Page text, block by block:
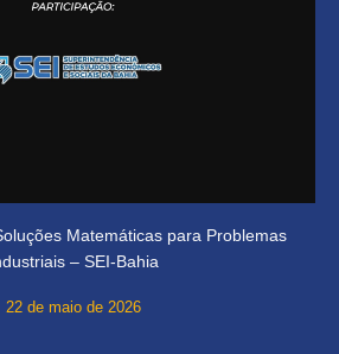
Matemáticas para Problemas
– SEI-Bahia
22 de maio de 2026